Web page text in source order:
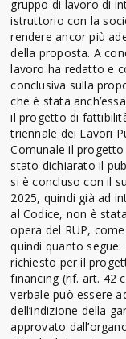
gruppo di lavoro di
istruttorio con la
rendere ancor più
della proposta. A
lavoro ha redatto e
conclusiva sulla
che è stata
il progetto di
triennale dei Lavori
Comunale il
stato dichiarato il
si è concluso con il
2025, quindi già ad
al Codice, non è
opera del RUP,
quindi quanto segue:
richiesto per il
financing (rif. art. 42
verbale può essere
dell’indizione della
approvato